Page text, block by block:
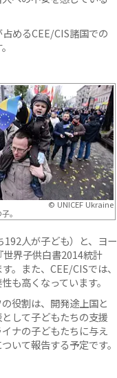
めるCEE/CIS諸国での
© UNICEF Ukraine
。
人が子ども）と、ヨー
界子供白書2014統計
。また、CEE/CISでは、
も高くなっています。
役割は、開発途上国と
して子どもたちの支援
ナの子どもたちに与え
いて報告する予定です。